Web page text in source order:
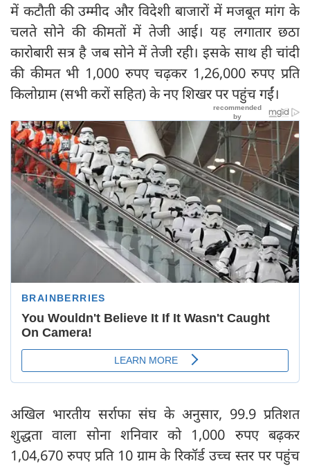
में कटौती की उम्मीद और विदेशी बाजारों में मजबूत मांग के
चलते सोने की कीमतों में तेजी आई। यह लगातार छठा
कारोबारी सत्र है जब सोने में तेजी रही। इसके साथ ही चांदी
की कीमत भी 1,000 रुपए चढ़कर 1,26,000 रुपए प्रति
किलोग्राम (सभी करों सहित) के नए शिखर पर पहुंच गईं।
अखिल भारतीय सर्राफा संघ के अनुसार, 99.9 प्रतिशत
शुद्धता वाला सोना शनिवार को 1,000 रुपए बढ़कर
1,04,670 रुपए प्रति 10 ग्राम के रिकॉर्ड उच्च स्तर पर पहुंच